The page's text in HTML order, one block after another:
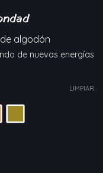
algodón
de nuevas energías
LIMPIAR